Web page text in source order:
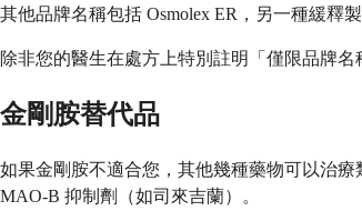
其他品牌名稱包括 Osmolex ER，另一種緩釋
除非您的醫生在處方上特別註明「僅限品牌
金剛胺替代品
如果金剛胺不適合您，其他幾種藥物可以治
MAO-B 抑制劑（如司來吉蘭）。